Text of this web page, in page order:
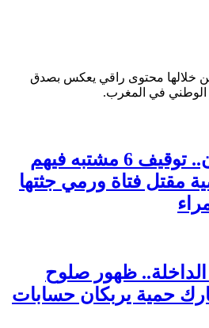
خلالها محتوى راقي يعكس بصدق
الوطني في المغرب.
جريمة هزت العيون.. توقيف 6 مشتبه فيهم
مقتل فتاة ورمي جثتها
ظهور صلوح
حمية يربكان حسابات